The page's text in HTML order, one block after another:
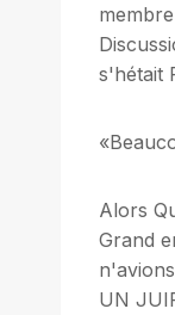
s'hétait
Alors
Grand
UN